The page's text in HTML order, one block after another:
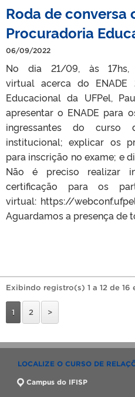
Roda de conversa
Procuradoria
06/09/2022
No dia 21/09, às 17hs,
virtual acerca do
Educacional da UFPel,
apresentar o ENADE para
ingressantes do curso
institucional; explicar os
para inscrição no exame; e
Não é preciso realizar
certificação para os
virtual: https://
Aguardamos a presença de
Exibindo registro(s) 1 a 12 de 16
1 2 >
LOCALIZE O CURSO DE
Campus do IFISP